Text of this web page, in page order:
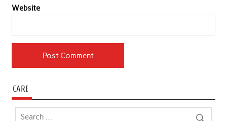
Website
CARI